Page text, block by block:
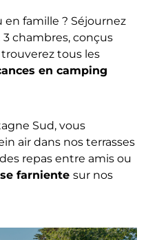
en famille ? Séjournez
chambres, conçus
tous les
en camping
Sud, vous
air dans nos terrasses
repas entre amis ou
farniente sur nos